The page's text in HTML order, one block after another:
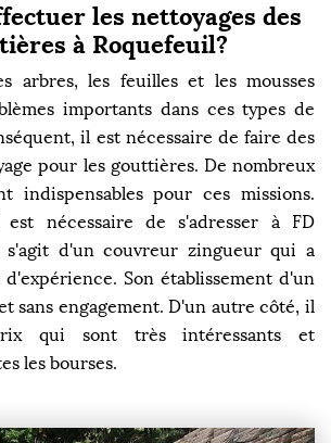
les nettoyages des
à Roquefeuil?
arbres, les feuilles et les mousses
importants dans ces types de
il est nécessaire de faire des
pour les gouttières. De nombreux
indispensables pour ces missions.
nécessaire de s'adresser à FD
s'agit d'un couvreur zingueur qui a
d'expérience. Son établissement d'un
sans engagement. D'un autre côté, il
qui sont très intéressants et
les bourses.